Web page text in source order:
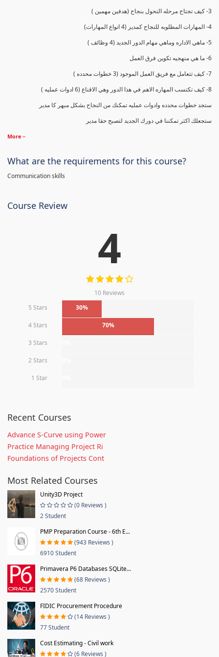
3- كيف تجتاح مرحله التحول بنجاح (هدفين مهمين )
4- المهارات المطلوبه للنجاح كمدير (4 انواع المهارات)
5- ماهي الاداره وماهي مهام الدور الجديد (4 وظائف )
6- ما هي منهجيه تكوين فرق العمل
7- كيف تتعامل مع فريق العمل الموجود (3 خطوات محدده )
8- كيف تكتسب المهاره الاهم في هذا الدور وهي الاقناع (6 ادوات عمليه )
ستجد خطوات محدده وادوات عمليه تمكنك من النجاح بشكل مبهر كا مدير
ستجعلك اكثر تمكننا في دورك الجديد لتصبح حقا مدير
More
What are the requirements for this course?
Communication skills
Course Review
4
10 Reviews
5 Stars
30%
4 Stars 70%
3 Stars
2 Stars
1 Star
Recent Courses
Advance S-Curve using Power
Practice Managing Project Ri
Foundations of Projects Cont
Most Related Courses
Unity3D Project
(0 Reviews )
2 Student
PMP Preparation Course - 6th E...
(943 Reviews )
6910 Student
Primavera P6 Databases SQLite...
(68 Reviews )
2570 Student
FIDIC Procurement Procedure
(14 Reviews )
77 Student
Cost Estimating - Civil work
(6 Reviews )